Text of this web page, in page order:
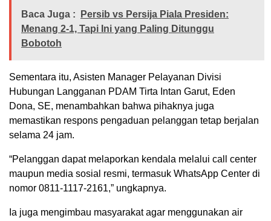
Baca Juga :
Persib vs Persija Piala Presiden:
Menang 2-1, Tapi Ini yang Paling Ditunggu
Bobotoh
Sementara itu, Asisten Manager Pelayanan Divisi
Hubungan Langganan PDAM Tirta Intan Garut, Eden
Dona, SE, menambahkan bahwa pihaknya juga
memastikan respons pengaduan pelanggan tetap berjalan
selama 24 jam.
“Pelanggan dapat melaporkan kendala melalui call center
maupun media sosial resmi, termasuk WhatsApp Center di
nomor 0811-1117-2161,” ungkapnya.
Ia juga mengimbau masyarakat agar menggunakan air